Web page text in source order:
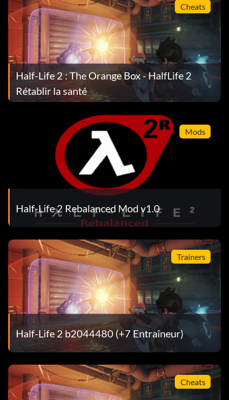
Cheats
Half-Life 2 : The Orange Box - HalfLife 2
Rétablir la santé
Mods
Half-Life 2 Rebalanced Mod v1.0
Trainers
Half-Life 2 b2044480 (+7 Entraîneur)
Cheats